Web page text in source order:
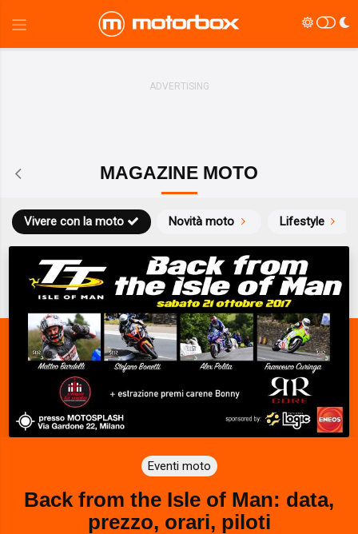
MAGAZINE MOTO
Novità moto
Vivere con la moto Lifestyle
Eventi moto
Back from the Isle of Man: data,
prezzo, orari, piloti